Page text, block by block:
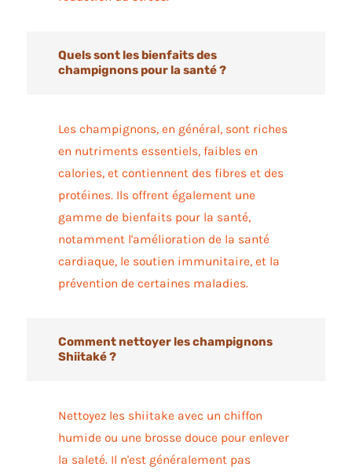
Quels sont les bienfaits des
champignons pour la santé ?
Les champignons, en général, sont riches
en nutriments essentiels, faibles en
calories, et contiennent des fibres et des
protéines. Ils offrent également une
gamme de bienfaits pour la santé,
notamment l'amélioration de la santé
cardiaque, le soutien immunitaire, et la
prévention de certaines maladies.
Comment nettoyer les champignons
Shiitaké ?
Nettoyez les shiitake avec un chiffon
humide ou une brosse douce pour enlever
la saleté. Il n'est généralement pas